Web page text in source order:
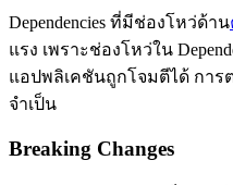
Dependencies ที่มีช่องโหว่ด้าน
แรง เพราะช่องโหว่ใน
แอปพลิเคชันถูกโจมตีได้ การ
จำเป็น
Breaking Changes